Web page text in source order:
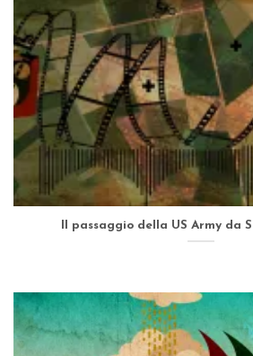
Il passaggio della US Army da